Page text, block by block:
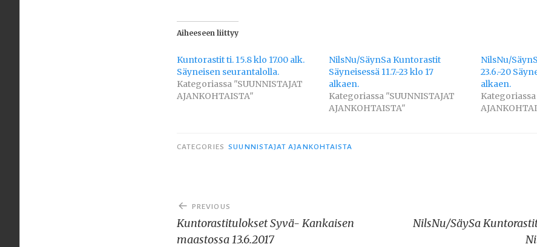
Aiheeseen liittyy
Kuntorastit ti. 15.8 klo 17.00 alk.
Säyneisen seurantalolla.
Kategoriassa "SUUNNISTAJAT
AJANKOHTAISTA"
NilsNu/SäynSa Kuntorastit
Säyneisessä 11.7.-23 klo 17
alkaen.
Kategoriassa "SUUNNISTAJAT
AJANKOHTAISTA"
NilsNu/
23.6.-20
alkaen.
Kategoriassa
CATEGORIES SUUNNISTAJAT AJANKOHTAISTA
Artikkelien
selaus
PREVIOUS
Kuntorastitulokset Syvä- Kankaisen
maastossa 13.6.2017
NilsNu/SäySa